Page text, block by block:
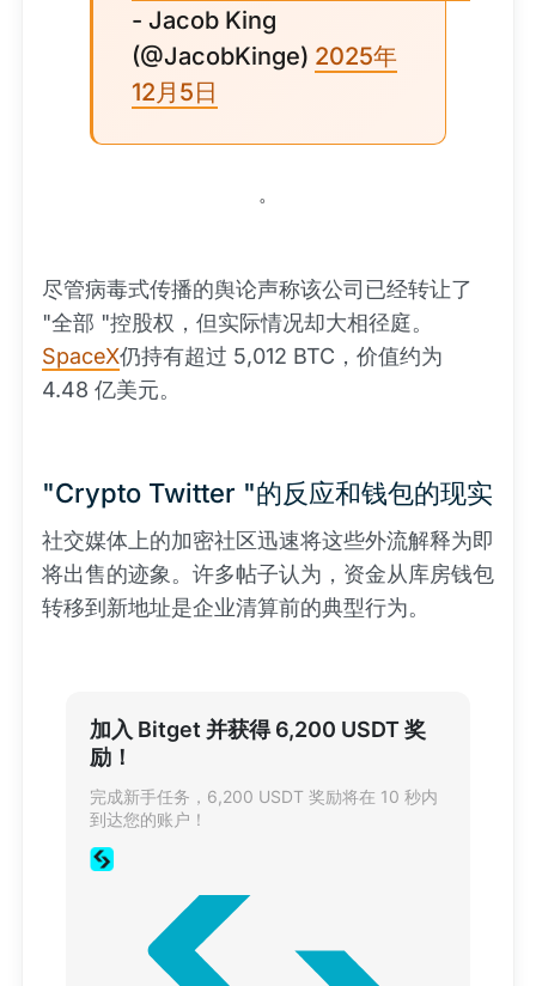
- Jacob King
(@JacobKinge) 2025年
12月5日
。
尽管病毒式传播的舆论声称该公司已经转让了
"全部 "控股权，但实际情况却大相径庭。
SpaceX仍持有超过 5,012 BTC，价值约为
4.48 亿美元。
"Crypto Twitter "的反应和钱包的现实
社交媒体上的加密社区迅速将这些外流解释为即
将出售的迹象。许多帖子认为，资金从库房钱包
转移到新地址是企业清算前的典型行为。
加入 Bitget 并获得 6,200 USDT 奖
励！
完成新手任务，6,200 USDT 奖励将在 10 秒内
到达您的账户！